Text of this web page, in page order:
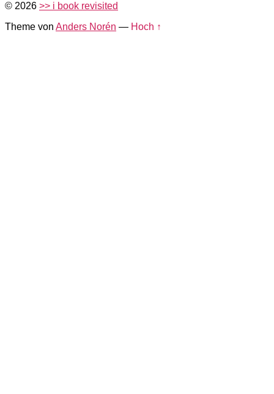
© 2026 >> i book revisited
Theme von Anders Norén — Hoch ↑